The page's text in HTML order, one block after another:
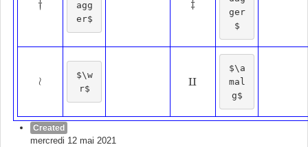
†
†
agg
er$
‡
‡
ger
$
≀≀
$\w
r$
⨿
⨿
$\a
mal
g$
Created
mercredi 12 mai 2021